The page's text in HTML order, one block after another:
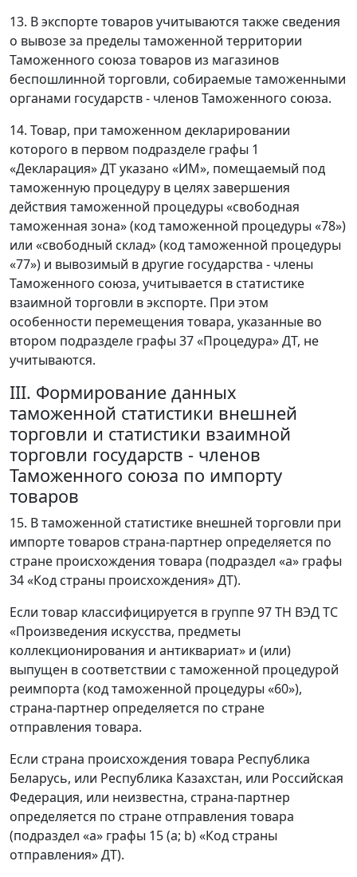
13. В экспорте товаров учитываются также сведения
о вывозе за пределы таможенной территории
Таможенного союза товаров из магазинов
беспошлинной торговли, собираемые таможенными
органами государств - членов Таможенного союза.
14. Товар, при таможенном декларировании
которого в первом подразделе графы 1
«Декларация» ДТ указано «ИМ», помещаемый под
таможенную процедуру в целях завершения
действия таможенной процедуры «свободная
таможенная зона» (код таможенной процедуры «78»)
или «свободный склад» (код таможенной процедуры
«77») и вывозимый в другие государства - члены
Таможенного союза, учитывается в статистике
взаимной торговли в экспорте. При этом
особенности перемещения товара, указанные во
втором подразделе графы 37 «Процедура» ДТ, не
учитываются.
III. Формирование данных
таможенной статистики внешней
торговли и статистики взаимной
торговли государств - членов
Таможенного союза по импорту
товаров
15. В таможенной статистике внешней торговли при
импорте товаров страна-партнер определяется по
стране происхождения товара (подраздел «а» графы
34 «Код страны происхождения» ДТ).
Если товар классифицируется в группе 97 ТН ВЭД ТС
«Произведения искусства, предметы
коллекционирования и антиквариат» и (или)
выпущен в соответствии с таможенной процедурой
реимпорта (код таможенной процедуры «60»),
страна-партнер определяется по стране
отправления товара.
Если страна происхождения товара Республика
Беларусь, или Республика Казахстан, или Российская
Федерация, или неизвестна, страна-партнер
определяется по стране отправления товара
(подраздел «а» графы 15 (a; b) «Код страны
отправления» ДТ).